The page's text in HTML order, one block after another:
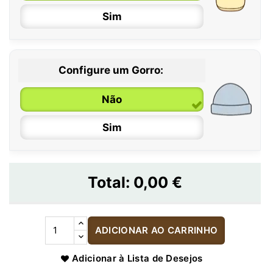
Sim
Configure um Gorro:
Não
Sim
Total: 0,00 €
ADICIONAR AO CARRINHO
Adicionar à Lista de Desejos